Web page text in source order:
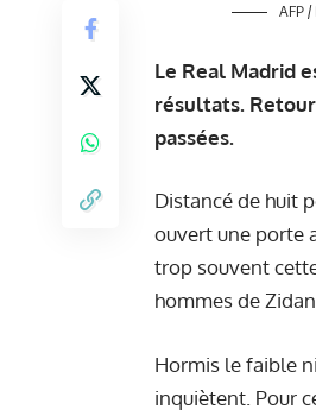
AFP /
Le Real Madrid
résultats.
passées.
Distancé de huit
ouvert une porte
trop souvent
hommes de
Hormis le faible
inquiètent. Pour